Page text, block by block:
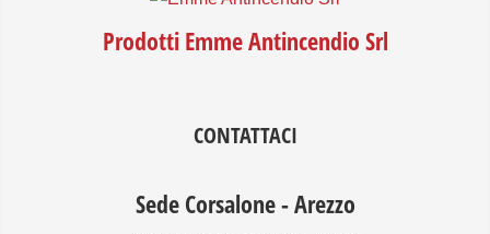
Prodotti Emme Antincendio Srl
CONTATTACI
Sede Corsalone - Arezzo